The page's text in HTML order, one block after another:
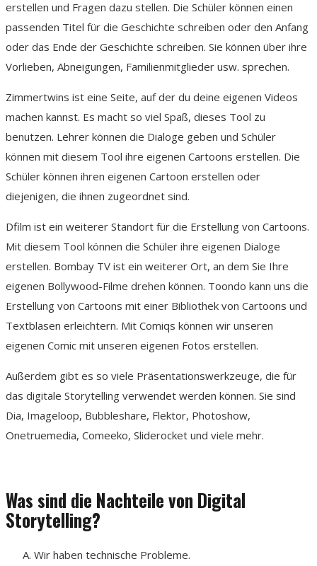
erstellen und Fragen dazu stellen. Die Schüler können einen
passenden Titel für die Geschichte schreiben oder den Anfang
oder das Ende der Geschichte schreiben. Sie können über ihre
Vorlieben, Abneigungen, Familienmitglieder usw. sprechen.
Zimmertwins ist eine Seite, auf der du deine eigenen Videos
machen kannst. Es macht so viel Spaß, dieses Tool zu
benutzen. Lehrer können die Dialoge geben und Schüler
können mit diesem Tool ihre eigenen Cartoons erstellen. Die
Schüler können ihren eigenen Cartoon erstellen oder
diejenigen, die ihnen zugeordnet sind.
Dfilm ist ein weiterer Standort für die Erstellung von Cartoons.
Mit diesem Tool können die Schüler ihre eigenen Dialoge
erstellen. Bombay TV ist ein weiterer Ort, an dem Sie Ihre
eigenen Bollywood-Filme drehen können. Toondo kann uns die
Erstellung von Cartoons mit einer Bibliothek von Cartoons und
Textblasen erleichtern. Mit Comiqs können wir unseren
eigenen Comic mit unseren eigenen Fotos erstellen.
Außerdem gibt es so viele Präsentationswerkzeuge, die für
das digitale Storytelling verwendet werden können. Sie sind
Dia, Imageloop, Bubbleshare, Flektor, Photoshow,
Onetruemedia, Comeeko, Sliderocket und viele mehr.
Was sind die Nachteile von Digital
Storytelling?
Wir haben technische Probleme.